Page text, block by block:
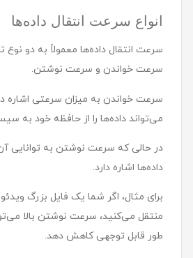
انواع سرعت انتقال داده‌ها
سرعت انتقال داده‌ها معمولاً به دو
سرعت خواندن و سرعت نوشتن.
سرعت خواندن به میزان سرعتی اشاره
می‌تواند داده‌ها را از حافظه خود به
در حالی که سرعت نوشتن به توانایی
داده‌ها اشاره دارد.
برای مثال، اگر شما یک فایل بزرگ
منتقل می‌کنید، سرعت نوشتن بالا
طور قابل توجهی کاهش دهد.